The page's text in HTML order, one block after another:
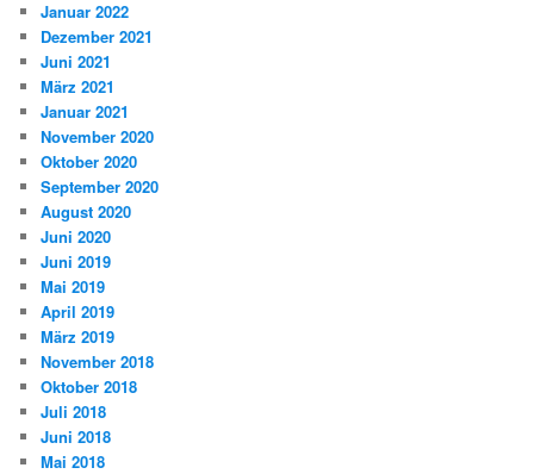
Januar 2022
Dezember 2021
Juni 2021
März 2021
Januar 2021
November 2020
Oktober 2020
September 2020
August 2020
Juni 2020
Juni 2019
Mai 2019
April 2019
März 2019
November 2018
Oktober 2018
Juli 2018
Juni 2018
Mai 2018